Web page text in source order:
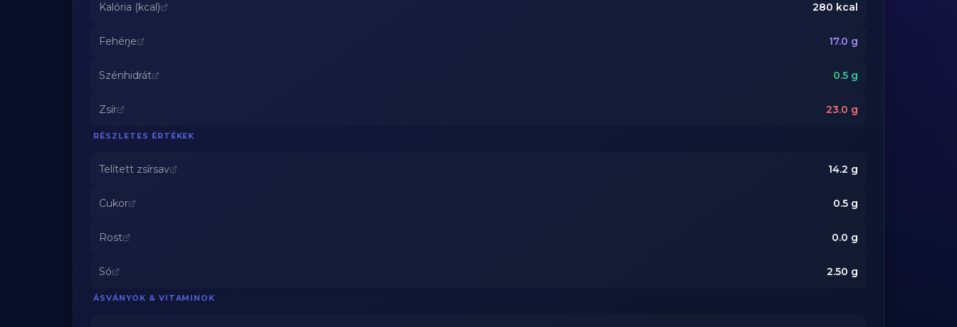
Kalória (kcal) 280 kcal
Fehérje 17.0 g
Szénhidrát 0.5 g
Zsír 23.0 g
RÉSZLETES ÉRTÉKEK
Telített zsírsav 14.2 g
Cukor 0.5 g
Rost 0.0 g
Só 2.50 g
ÁSVÁNYOK & VITAMINOK